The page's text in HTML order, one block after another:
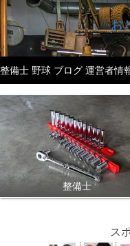
お
整備士 野球 ブログ 運営者情
整備士
ス